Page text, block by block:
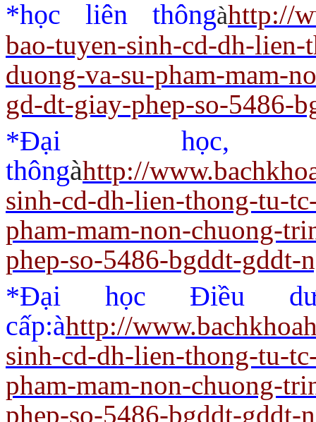
*học liên thôngàhttp://
bao-tuyen-sinh-cd-dh-
duong-va-su-pham-mam-
gd-dt-giay-phep-so-5486-
*Đại học,
thôngàhttp://
sinh-cd-dh-lien-thong-tu-
pham-mam-non-chuong-
phep-so-5486-bgddt-gddt-
*Đại học Điều
cấp:àhttp://
sinh-cd-dh-lien-thong-tu-
pham-mam-non-chuong-
phep-so-5486-bgddt-gddt-